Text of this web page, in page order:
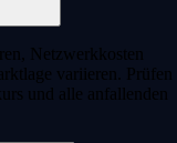
Netzwerkkosten
variieren. Prüfen
und alle anfallenden